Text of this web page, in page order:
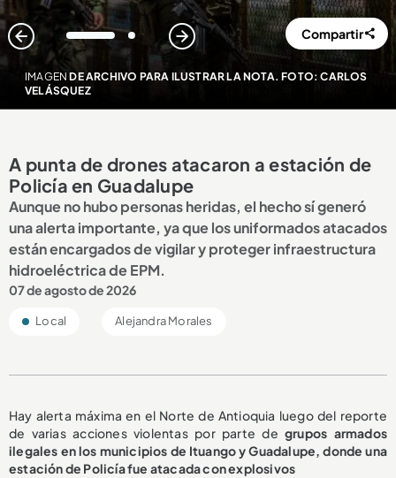
IMAGEN DE ARCHIVO PARA ILUSTRAR LA NOTA. FOTO: CARLOS
VELÁSQUEZ
1 2 Compartir
A punta de drones atacaron a estación de
Policía en Guadalupe
Aunque no hubo personas heridas, el hecho sí generó
una alerta importante, ya que los uniformados atacados
están encargados de vigilar y proteger infraestructura
hidroeléctrica de EPM.
07 de agosto de 2026
Local Alejandra Morales
Hay alerta máxima en el Norte de Antioquia luego del reporte
de varias acciones violentas por parte degrupos armados
ilegales en los municipios de Ituango y Guadalupe, donde una
estación de Policía fue atacada con explosivos